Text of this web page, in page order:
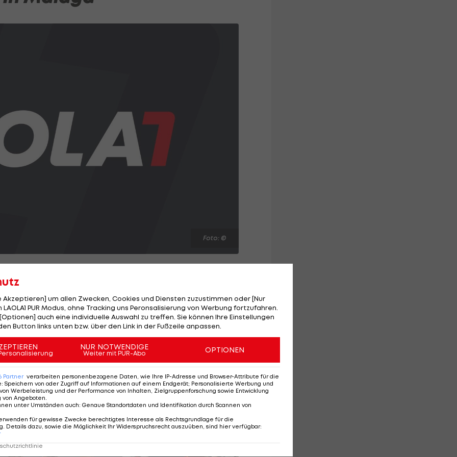
Foto: ©
einen 1:0-Auswärtserfolg beim FC Malaga
64. Minute und geht auf das Konto von Ruben Castro.
frühen Doppelpack von Javi Guerra (3., 10.) mit 2:1,
Karte gegen Ze Castro ab Minute 19 in Unterzahl
3:1 durch, Levante und Deportivo La Coruna trennen
Akzeptieren] um allen Zwecken, Cookies und Diensten zuzustimmen oder [Nur
PUR Modus, ohne Tracking uns Peronsalisierung von Werbung fortzufahren.
auch eine individuelle Auswahl zu treffen. Sie können Ihre Einstellungen
Button links unten bzw. über den Link in der Fußzeile anpassen.
NUR NOTWENDIGE
Weiter mit PUR-Abo OPTIONEN
Partner verarbeiten personenbezogene Daten, wie Ihre IP-Adresse und Browser-Attribute für die
: Speichern von oder Zugriff auf Informationen auf einem Endgerät; Personalisierte Werbung und
Werbeleistung und der Performance von Inhalten, Zielgruppenforschung sowie Entwicklung
von Angeboten
unter Umständen auch: Genaue Standortdaten und Identifikation durch Scannen von
für gewisse Zwecke berechtigtes Interesse als Rechtsgrundlage für die
Details dazu, sowie die Möglichkeit Ihr Widerspruchsrecht auszuüben, sind hier verfügbar: